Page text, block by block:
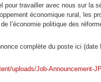
pour travailler avec nous sur la
économique rural, les
l’économie politique des
complète du poste ici (date
uploads/Job-Announcement-